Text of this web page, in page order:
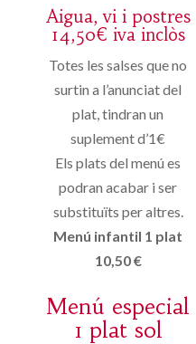
Aigua, vi i postres
14,50€ iva inclòs
Totes les salses que no
surtin a l’anunciat del
plat, tindran un
suplement d’1€
Els plats del menú es
podran acabar i ser
substituïts per altres.
Menú infantil 1 plat
10,50 €
Menú especial
1 plat sol